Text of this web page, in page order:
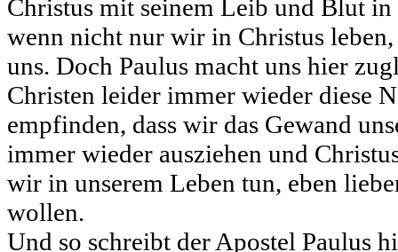
Christus mit seinem Leib und Blut
wenn nicht nur wir in Christus
uns. Doch Paulus macht uns hier
Christen leider immer wieder diese
empfinden, dass wir das Gewand
immer wieder ausziehen und
wir in unserem Leben tun, eben
wollen.
Und so schreibt der Apostel Paulus